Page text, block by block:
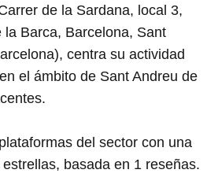
de la Sardana, local 3,
Barca, Barcelona, Sant
centra su actividad
el ámbito de Sant Andreu de
del sector con una
basada en 1 reseñas.